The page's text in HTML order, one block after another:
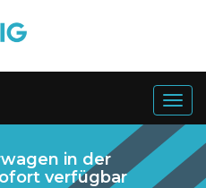
in der
verfügbar